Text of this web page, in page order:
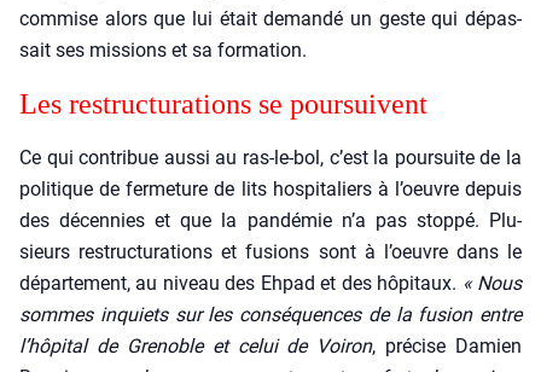
com­mise alors que lui était deman­dé un geste qui dépas­
sait ses mis­sions et sa for­ma­tion.
Les restruc­tu­ra­tions se pour­suivent
Ce qui contri­bue aus­si au ras-le-bol, c’est la pour­suite de la
poli­tique de fer­me­ture de lits hos­pi­ta­liers à l’oeuvre depuis
des décen­nies et que la pan­dé­mie n’a pas stop­pé. Plu­
sieurs restruc­tu­ra­tions et fusions sont à l’oeuvre dans le
dépar­te­ment, au niveau des Ehpad et des hôpi­taux. « Nous
sommes inquiets sur les consé­quences de la fusion entre
l’hôpital de Gre­noble et celui de Voi­ron, pré­cise Damien